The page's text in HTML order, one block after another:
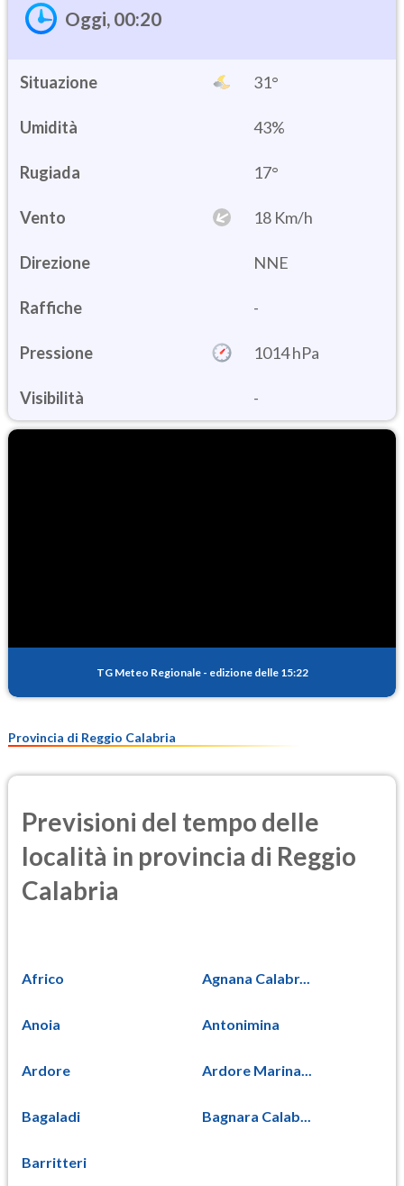
Oggi, 00:20
Situazione 31°
Umidità 43%
17°
Vento 18 Km/h
Direzione NNE
Raffiche -
Pressione 1014 hPa
Visibilità -
TG Meteo Regionale - edizione delle 15:22
Provincia di Reggio Calabria
Previsioni del tempo delle
località in provincia di Reggio
Calabria
Africo Agnana Calabr...
Anoia Antonimina
Ardore Ardore Marina...
Bagaladi Bagnara Calab...
Barritteri